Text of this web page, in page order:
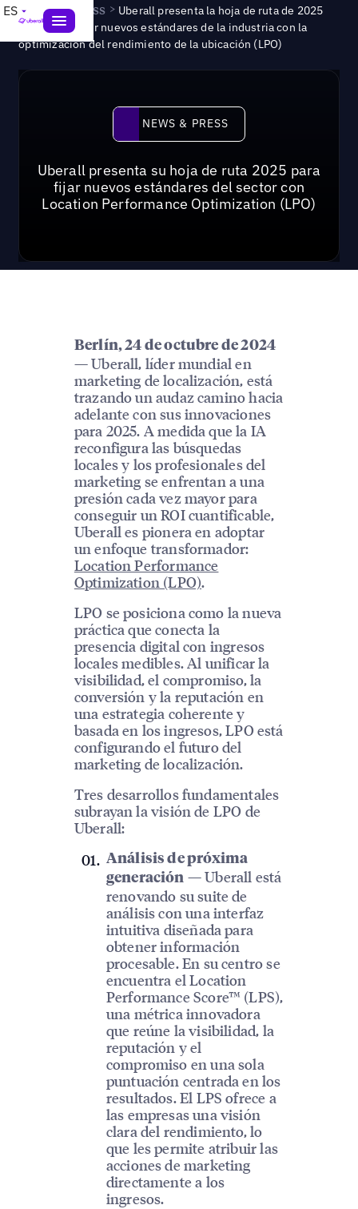
ES News & Press > Uberall presenta la hoja de ruta de 2025
para establecer nuevos estándares de la industria con la
optimización del rendimiento de la ubicación (LPO)
News & Press
NEWS & PRESS
Uberall presenta su hoja de ruta 2025 para
fijar nuevos estándares del sector con
Location Performance Optimization (LPO)
Berlín, 24 de octubre de 2024
— Uberall, líder mundial en
marketing de localización, está
trazando un audaz camino hacia
adelante con sus innovaciones
para 2025. A medida que la IA
reconfigura las búsquedas
locales y los profesionales del
marketing se enfrentan a una
presión cada vez mayor para
conseguir un ROI cuantificable,
Uberall es pionera en adoptar
un enfoque transformador:
Location Performance
Optimization (LPO).
LPO se posiciona como la nueva
práctica que conecta la
presencia digital con ingresos
locales medibles. Al unificar la
visibilidad, el compromiso, la
conversión y la reputación en
una estrategia coherente y
basada en los ingresos, LPO está
configurando el futuro del
marketing de localización.
Tres desarrollos fundamentales
subrayan la visión de LPO de
Uberall:
Análisis de próxima
generación — Uberall está
renovando su suite de
análisis con una interfaz
intuitiva diseñada para
obtener información
procesable. En su centro se
encuentra el Location
Performance Score™ (LPS),
una métrica innovadora
que reúne la visibilidad, la
reputación y el
compromiso en una sola
puntuación centrada en los
resultados. El LPS ofrece a
las empresas una visión
clara del rendimiento, lo
que les permite atribuir las
acciones de marketing
directamente a los
ingresos.